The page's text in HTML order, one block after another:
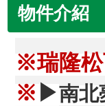
物件介紹
※瑞隆
※ ▶南北